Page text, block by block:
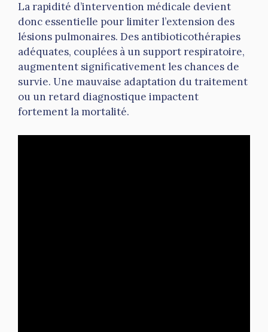
La rapidité d’intervention médicale devient
donc essentielle pour limiter l’extension des
lésions pulmonaires. Des antibioticothérapies
adéquates, couplées à un support respiratoire,
augmentent significativement les chances de
survie. Une mauvaise adaptation du traitement
ou un retard diagnostique impactent
fortement la mortalité.